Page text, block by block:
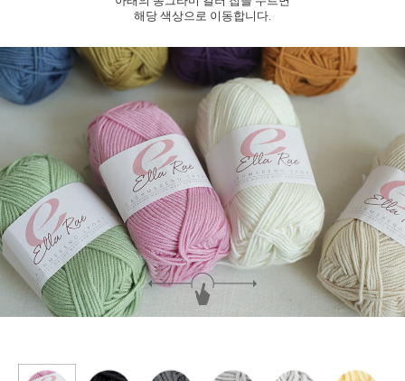
해당 색상으로 이동합니다.